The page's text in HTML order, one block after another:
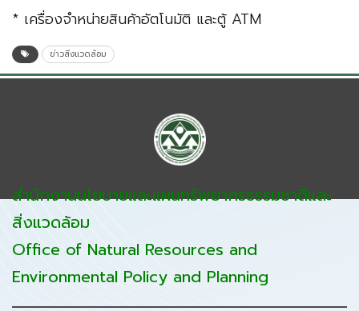
* เครื่องจำหน่ายสินค้าอัตโนมัติ และตู้ ATM
ข่าวสิ่งแวดล้อม
สำนักงานนโยบายและแผนทรัพยากรธรรมชาติและ
สิ่งแวดล้อม
Office of Natural Resources and
Environmental Policy and Planning